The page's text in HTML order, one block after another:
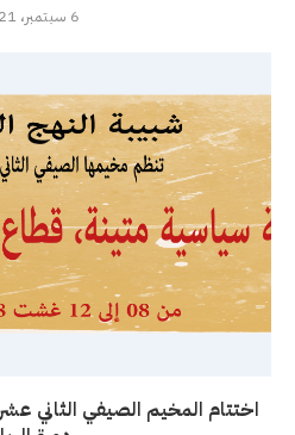
6 سبتمبر، 2021
اختتام المخيم الصيفي الثاني